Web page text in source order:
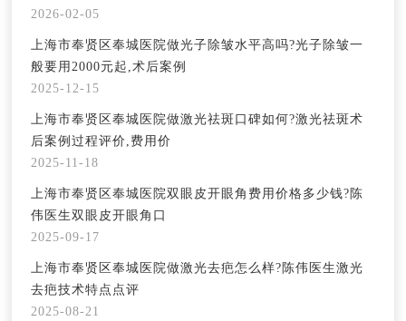
2026-02-05
上海市奉贤区奉城医院做光子除皱水平高吗?光子除皱一
般要用2000元起,术后案例
2025-12-15
上海市奉贤区奉城医院做激光祛斑口碑如何?激光祛斑术
后案例过程评价,费用价
2025-11-18
上海市奉贤区奉城医院双眼皮开眼角费用价格多少钱?陈
伟医生双眼皮开眼角口
2025-09-17
上海市奉贤区奉城医院做激光去疤怎么样?陈伟医生激光
去疤技术特点点评
2025-08-21